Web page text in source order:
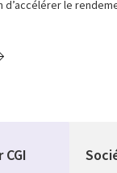
d’accélérer le